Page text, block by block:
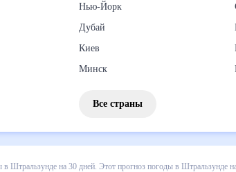
Нью-Йорк
Дубай
Киев
Минск
Все страны
погоды в Штральзунде на 30 дней. Этот